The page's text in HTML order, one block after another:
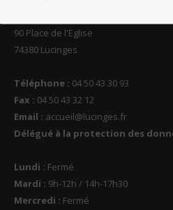
90 Place de l'Eglise
74380 Lucinges
Téléphone : 04 50 43 30 93
Fax : 04 50 43 32 12
Email : accueil@lucinges.fr
Délégué à la protection des
Lundi : Fermé
Mardi : 9h-12h / 14h-17h30
Mercredi : Fermé